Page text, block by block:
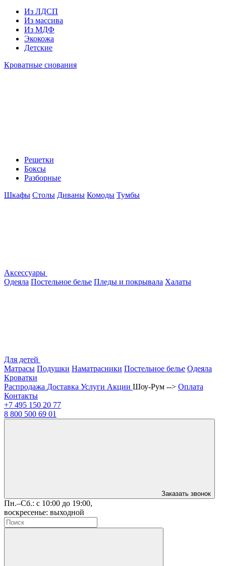
Из ЛДСП
Из массива
Из МДФ
Экокожа
Детские
Кроватные снования
Решетки
Боксы
Разборные
Шкафы Столы Диваны Комоды Тумбы
Аксессуары
Одеяла Постельное белье Пледы и покрывала Халаты
Для детей
Матрасы Подушки Наматрасники Постельное белье Одеяла
Кроватки
Распродажа Доставка Услуги Акции Шоу-Рум --> Оплата
Контакты
+7 495 150 20 77
8 800 500 69 01
Заказать звонок
Пн.–Сб.: с 10:00 до 19:00,
воскресенье: выходной